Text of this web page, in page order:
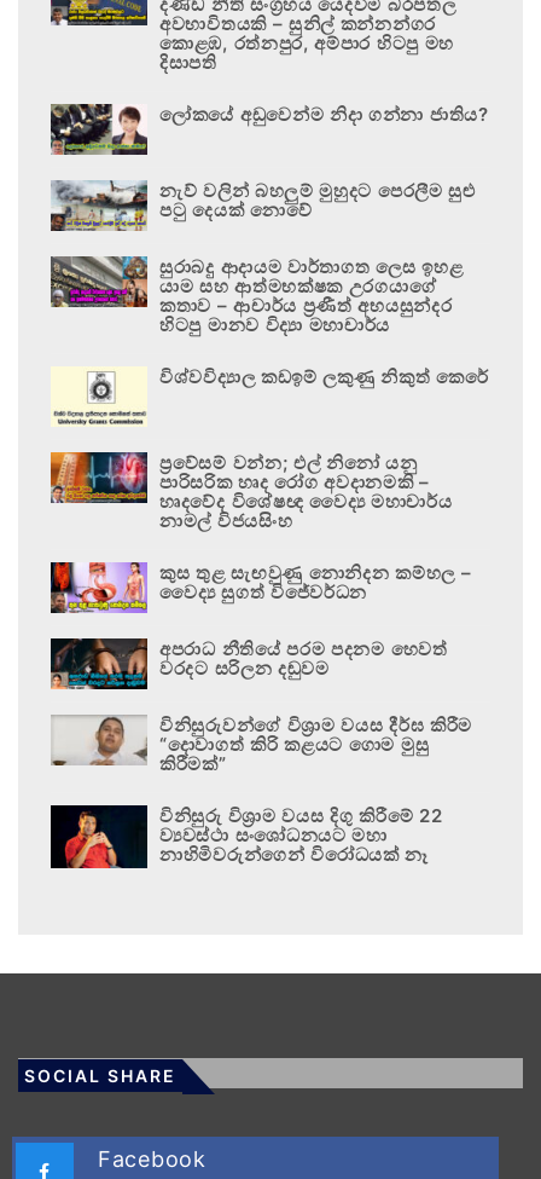
අවභාවිතයකි – සුනිල් කන්නන්ගර
කොළඹ, රත්නපුර, අම්පාර හිටපු මහ
දිසාපති
ලෝකයේ අඩුවෙන්ම නිදා ගන්නා ජාතිය?
නැව් වලින් බහලුම් මුහුදට පෙරලීම සුළු
පටු දෙයක් නොවේ
සුරාබදු ආදායම වාර්තාගත ලෙස ඉහළ
යාම සහ ආත්මභක්ෂක උරගයාගේ
කතාව – ආචාර්ය ප්‍රණීත් අභයසුන්දර
හිටපු මානව විද්‍යා මහාචාර්ය
විශ්වවිද්‍යාල කඩඉම් ලකුණු නිකුත් කෙරේ
ප්‍රවේසම් වන්න; එල් නිනෝ යනු
පාරිසරික හෘද රෝග අවදානමකි –
හෘදවේද විශේෂඥ වෛද්‍ය මහාචාර්ය
නාමල් විජයසිංහ
කුස තුළ සැඟවුණු නොනිදන කම්හල –
වෛද්‍ය සුගත් විජේවර්ධන
අපරාධ නීතියේ පරම පදනම හෙවත්
වරදට සරිලන දඬුවම
විනිසුරුවන්ගේ විශ්‍රාම වයස දීර්ඝ කිරීම
“දොවාගත් කිරි කළයට ගොම මුසු
කිරීමක්”
විනිසුරු විශ්‍රාම වයස දිගු කිරීමේ 22
ව්‍යවස්ථා සංශෝධනයට මහා
නාහිමිවරුන්ගෙන් විරෝධයක් නෑ
SOCIAL SHARE
Facebook